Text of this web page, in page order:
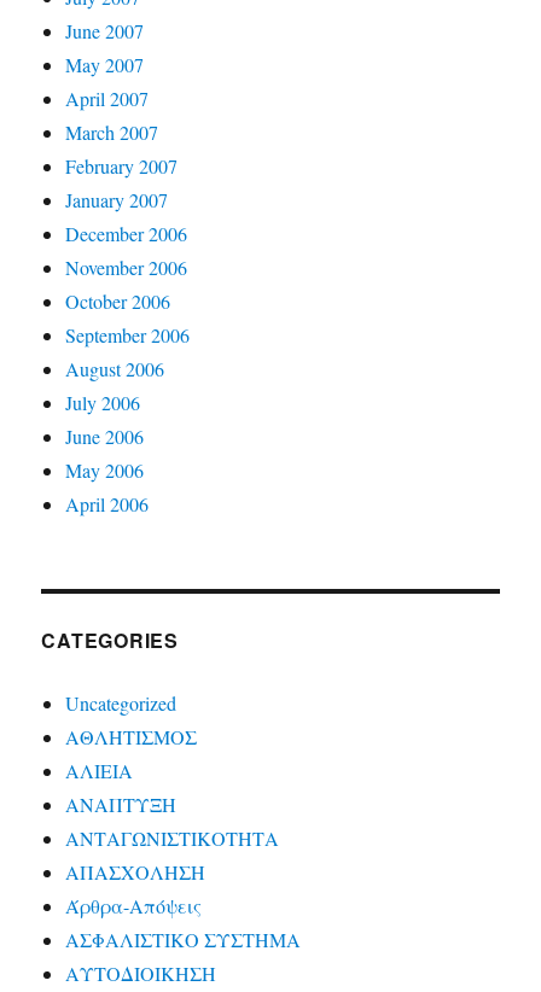
June 2007
May 2007
April 2007
March 2007
February 2007
January 2007
December 2006
November 2006
October 2006
September 2006
August 2006
July 2006
June 2006
May 2006
April 2006
CATEGORIES
Uncategorized
ΑΘΛΗΤΙΣΜΟΣ
ΑΛΙΕΙΑ
ΑΝΑΠΤΥΞΗ
ΑΝΤΑΓΩΝΙΣΤΙΚΟΤΗΤΑ
ΑΠΑΣΧΟΛΗΣΗ
Άρθρα-Απόψεις
ΑΣΦΑΛΙΣΤΙΚΟ ΣΥΣΤΗΜΑ
ΑΥΤΟΔΙΟΙΚΗΣΗ